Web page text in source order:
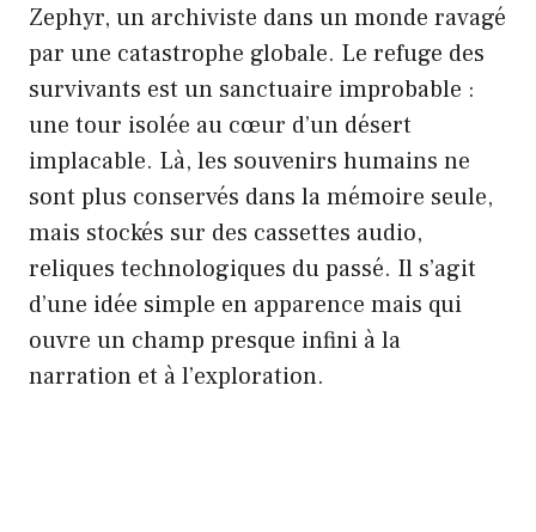
Zephyr, un archiviste dans un monde ravagé
par une catastrophe globale. Le refuge des
survivants est un sanctuaire improbable :
une tour isolée au cœur d’un désert
implacable. Là, les souvenirs humains ne
sont plus conservés dans la mémoire seule,
mais stockés sur des cassettes audio,
reliques technologiques du passé. Il s’agit
d’une idée simple en apparence mais qui
ouvre un champ presque infini à la
narration et à l’exploration.